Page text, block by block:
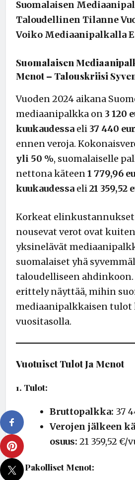
Suomalaisen
Taloudellinen Tilanne
Voiko Mediaanipalkalla
Suomalaisen
Menot – Talouskriisi
Vuoden 2024 aikana
mediaanipalkka on 3 120
kuukaudessa eli 37 440
ennen veroja.
yli 50 %, suomalaiselle
nettona käteen1 779,96
kuukaudessa eli21 359,52
Korkeat
nousevat verot ovat
yksinelävät
suomalaiset yhä
taloudelliseen ahdinkoon.
erittely näyttää, mihin
mediaanipalkkaisen tulot
vuositasolla.
Vuotuiset Tulot Ja Menot
1. Tulot:
Bruttopalkka: 37
Verojen jälkeen
osuus: 21 359,52 €/
2. Pakolliset Menot: